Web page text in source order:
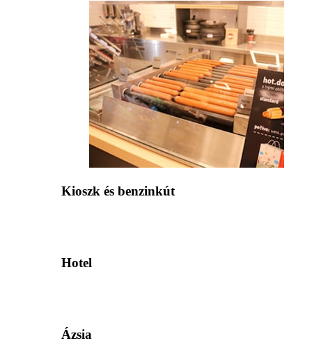
Kioszk és benzinkút
Hotel
Ázsia